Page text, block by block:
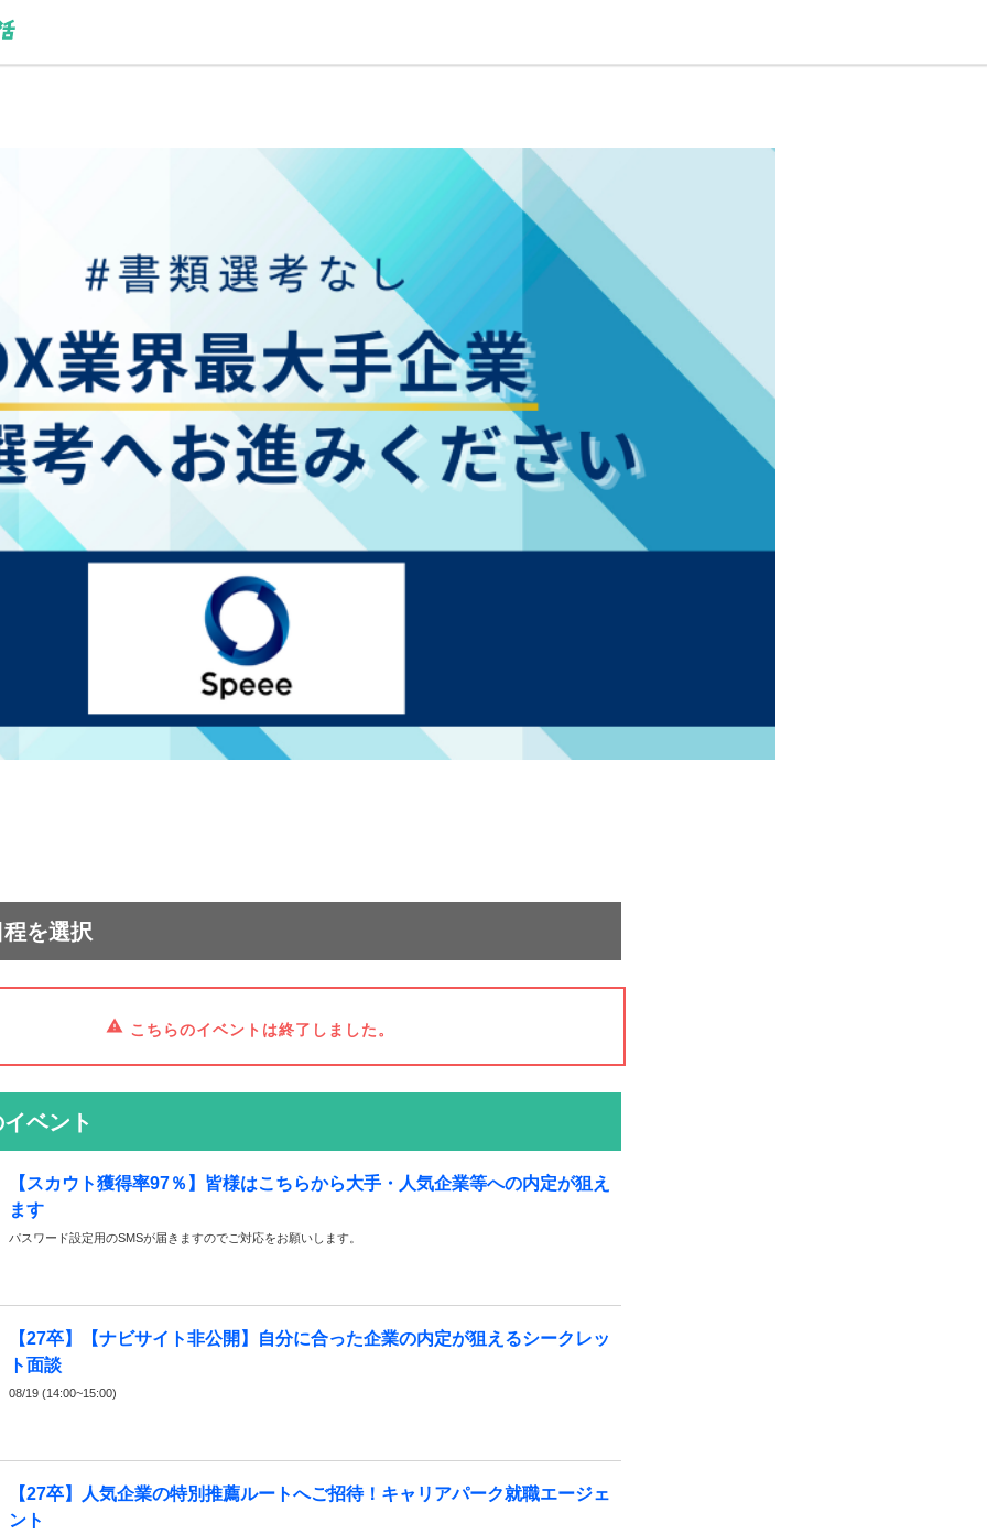
を選択
こちらのイベントは終了しました。
ベント
【スカウト獲得率97％】皆様はこちらから大手・人気企業等への内定が狙え
ます
パスワード設定用のSMSが届きますのでご対応をお願いします。
【27卒】【ナビサイト非公開】自分に合った企業の内定が狙えるシークレッ
ト面談
08/19 (14:00~15:00)
【27卒】人気企業の特別推薦ルートへご招待！キャリアパーク就職エージェ
ント